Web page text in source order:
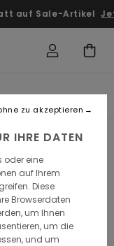
Sale-Artikel Jetzt
IHRE DATEN
oder eine
auf Ihrem
Diese
Browserdaten
um Ihnen
um die
und um
zu akzeptieren